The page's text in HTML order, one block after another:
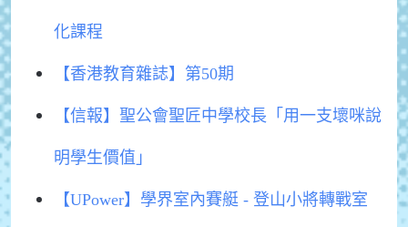
化課程
【香港教育雜誌】第50期
【信報】聖公會聖匠中學校長「用一支壞咪說
明學生價值」
【UPower】學界室內賽艇 - 登山小將轉戰室